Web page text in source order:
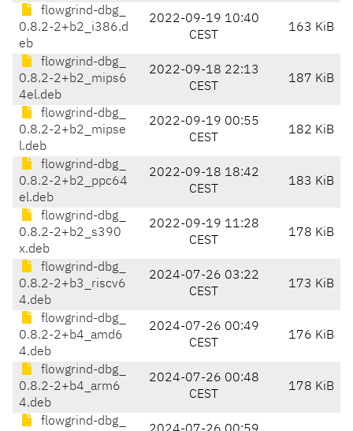
flowgrind-dbg_
0.8.2-2+b2_i386.d
eb
2022-09-19 10:40
CEST
163 KiB
flowgrind-dbg_
0.8.2-2+b2_mips6
4el.deb
2022-09-18 22:13
CEST
187 KiB
flowgrind-dbg_
0.8.2-2+b2_mipse
l.deb
2022-09-19 00:55
CEST
182 KiB
flowgrind-dbg_
0.8.2-2+b2_ppc64
el.deb
2022-09-18 18:42
CEST
183 KiB
flowgrind-dbg_
0.8.2-2+b2_s390
x.deb
2022-09-19 11:28
CEST
178 KiB
flowgrind-dbg_
0.8.2-2+b3_riscv6
4.deb
2024-07-26 03:22
CEST
173 KiB
flowgrind-dbg_
0.8.2-2+b4_amd6
4.deb
2024-07-26 00:49
CEST
176 KiB
flowgrind-dbg_
0.8.2-2+b4_arm6
4.deb
2024-07-26 00:48
CEST
178 KiB
flowgrind-dbg_